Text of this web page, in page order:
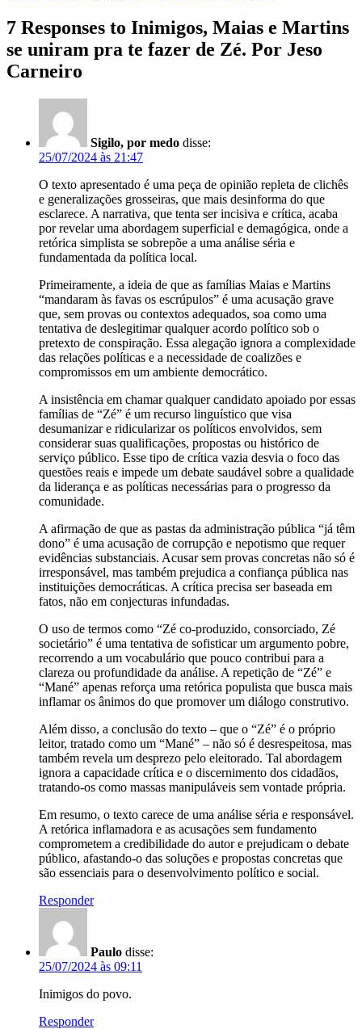
7 Responses to Inimigos, Maias e Martins
se uniram pra te fazer de Zé. Por Jeso
Carneiro
Sigilo, por medo disse:
25/07/2024 às 21:47
O texto apresentado é uma peça de opinião repleta de clichês
e generalizações grosseiras, que mais desinforma do que
esclarece. A narrativa, que tenta ser incisiva e crítica, acaba
por revelar uma abordagem superficial e demagógica, onde a
retórica simplista se sobrepõe a uma análise séria e
fundamentada da política local.
Primeiramente, a ideia de que as famílias Maias e Martins
“mandaram às favas os escrúpulos” é uma acusação grave
que, sem provas ou contextos adequados, soa como uma
tentativa de deslegitimar qualquer acordo político sob o
pretexto de conspiração. Essa alegação ignora a complexidade
das relações políticas e a necessidade de coalizões e
compromissos em um ambiente democrático.
A insistência em chamar qualquer candidato apoiado por essas
famílias de “Zé” é um recurso linguístico que visa
desumanizar e ridicularizar os políticos envolvidos, sem
considerar suas qualificações, propostas ou histórico de
serviço público. Esse tipo de crítica vazia desvia o foco das
questões reais e impede um debate saudável sobre a qualidade
da liderança e as políticas necessárias para o progresso da
comunidade.
A afirmação de que as pastas da administração pública “já têm
dono” é uma acusação de corrupção e nepotismo que requer
evidências substanciais. Acusar sem provas concretas não só é
irresponsável, mas também prejudica a confiança pública nas
instituições democráticas. A crítica precisa ser baseada em
fatos, não em conjecturas infundadas.
O uso de termos como “Zé co-produzido, consorciado, Zé
societário” é uma tentativa de sofisticar um argumento pobre,
recorrendo a um vocabulário que pouco contribui para a
clareza ou profundidade da análise. A repetição de “Zé” e
“Mané” apenas reforça uma retórica populista que busca mais
inflamar os ânimos do que promover um diálogo construtivo.
Além disso, a conclusão do texto – que o “Zé” é o próprio
leitor, tratado como um “Mané” – não só é desrespeitosa, mas
também revela um desprezo pelo eleitorado. Tal abordagem
ignora a capacidade crítica e o discernimento dos cidadãos,
tratando-os como massas manipuláveis sem vontade própria.
Em resumo, o texto carece de uma análise séria e responsável.
A retórica inflamadora e as acusações sem fundamento
comprometem a credibilidade do autor e prejudicam o debate
público, afastando-o das soluções e propostas concretas que
são essenciais para o desenvolvimento político e social.
Responder
Paulo disse:
25/07/2024 às 09:11
Inimigos do povo.
Responder